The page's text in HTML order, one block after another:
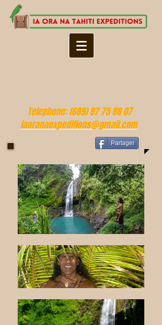
Telephone:(689) 87 75 88 07
iaoranaexpeditions@gmail.com
Partager